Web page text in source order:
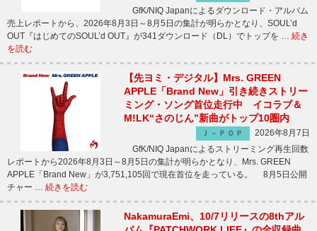
GfK/NIQ Japanによるダウンロード・アルバム
売上レポートから、2026年8月3日～8月5日の集計が明らかとなり、SOUL’d
OUT『はじめてのSOUL’d OUT』が341ダウンロード（DL）でトップを … 続き
を読む
【先ヨミ・デジタル】Mrs. GREEN
APPLE「Brand New」引き続きストリー
ミング・ソング首位走行中 イコラブ＆
M!LK“さのじん”新曲がトップ10圏内
Ｊ－ＰＯＰ
2026年8月7日
GfK/NIQ Japanによるストリーミング再生回数
レポートから2026年8月3日～8月5日の集計が明らかとなり、Mrs. GREEN
APPLE「Brand New」が3,751,105回で現在首位を走っている。 8月5日公開
チャー … 続きを読む
NakamuraEmi、10/7リリースの8thアル